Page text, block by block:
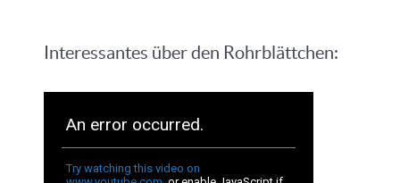
Interessantes über den Rohrblättchen: